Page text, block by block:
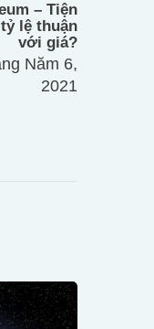
– Tiện
lệ thuận
với giá?
Năm 6,
2021